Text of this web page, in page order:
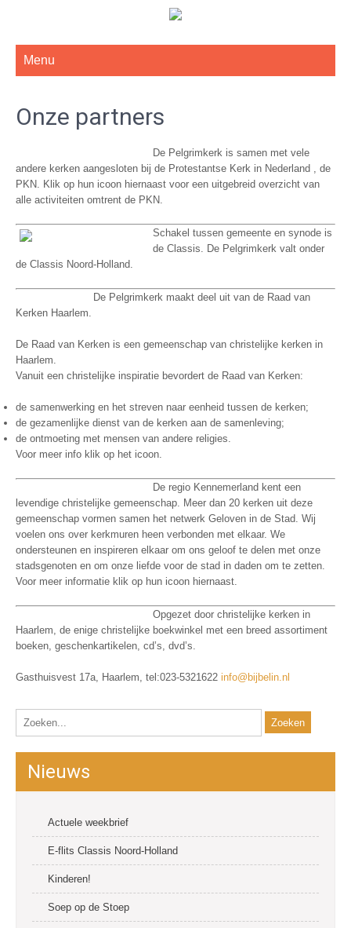
Menu
Onze partners
De Pelgrimkerk is samen met vele
andere kerken aangesloten bij de Protestantse Kerk in Nederland , de
PKN. Klik op hun icoon hiernaast voor een uitgebreid overzicht van
alle activiteiten omtrent de PKN.
Schakel tussen gemeente en synode is
de Classis. De Pelgrimkerk valt onder
de Classis Noord-Holland.
De Pelgrimkerk maakt deel uit van de Raad van
Kerken Haarlem.
De Raad van Kerken is een gemeenschap van christelijke kerken in
Haarlem.
Vanuit een christelijke inspiratie bevordert de Raad van Kerken:
de samenwerking en het streven naar eenheid tussen de kerken;
de gezamenlijke dienst van de kerken aan de samenleving;
de ontmoeting met mensen van andere religies.
Voor meer info klik op het icoon.
De regio Kennemerland kent een
levendige christelijke gemeenschap. Meer dan 20 kerken uit deze
gemeenschap vormen samen het netwerk Geloven in de Stad. Wij
voelen ons over kerkmuren heen verbonden met elkaar. We
ondersteunen en inspireren elkaar om ons geloof te delen met onze
stadsgenoten en om onze liefde voor de stad in daden om te zetten.
Voor meer informatie klik op hun icoon hiernaast.
Opgezet door christelijke kerken in
Haarlem, de enige christelijke boekwinkel met een breed assortiment
boeken, geschenkartikelen, cd’s, dvd’s.
Gasthuisvest 17a, Haarlem, tel:023-5321622 info@bijbelin.nl
Nieuws
Actuele weekbrief
E-flits Classis Noord-Holland
Kinderen!
Soep op de Stoep